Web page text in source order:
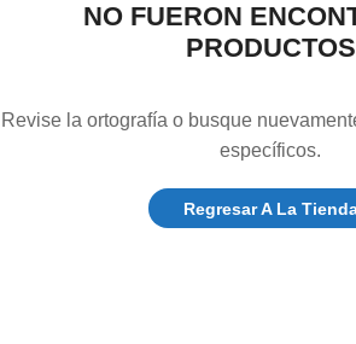
NO FUERON
PRODUCTOS
Revise la ortografía o busque
específicos.
Regresar A La